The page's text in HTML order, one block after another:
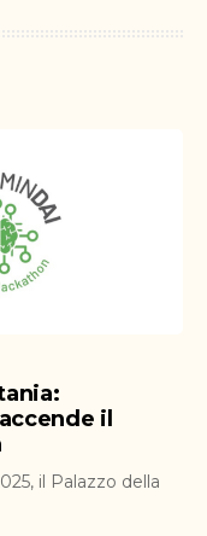
il
il Palazzo della